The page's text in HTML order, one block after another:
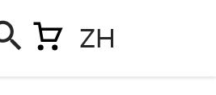
ZH